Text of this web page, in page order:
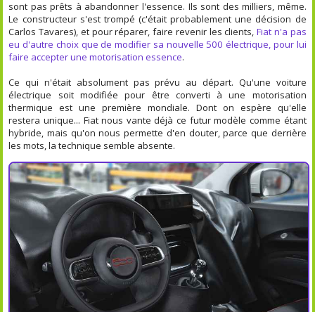
sont pas prêts à abandonner l'essence. Ils sont des milliers, même.
Le constructeur s'est trompé (c'était probablement une décision de
Carlos Tavares), et pour réparer, faire revenir les clients,Fiat n'a pas
eu d'autre choix que de modifier sa nouvelle 500 électrique, pour lui
faire accepter une motorisation essence.
Ce qui n'était absolument pas prévu au départ. Qu'une voiture
électrique soit modifiée pour être converti à une motorisation
thermique est une première mondiale. Dont on espère qu'elle
restera unique... Fiat nous vante déjà ce futur modèle comme étant
hybride, mais qu'on nous permette d'en douter, parce que derrière
les mots, la technique semble absente.